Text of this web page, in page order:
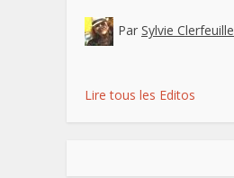
Par Sylvie Clerfeuille
Lire tous les Editos